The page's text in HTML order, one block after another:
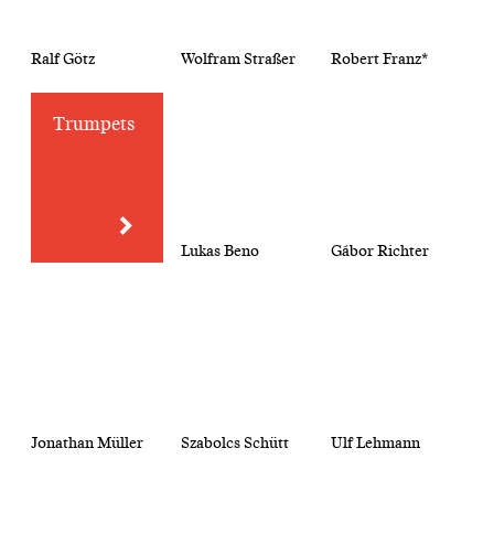
Ralf Götz Wolfram Straßer Robert Franz*
Trumpets
Lukas Beno Gábor Richter
Jonathan Müller Szabolcs Schütt Ulf Lehmann